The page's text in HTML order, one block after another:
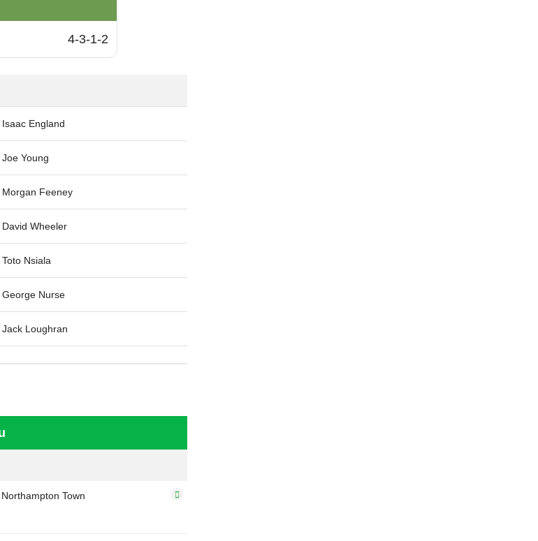
4-3-1-2
Isaac England
Joe Young
Morgan Feeney
David Wheeler
Toto Nsiala
George Nurse
Jack Loughran
Northampton Town